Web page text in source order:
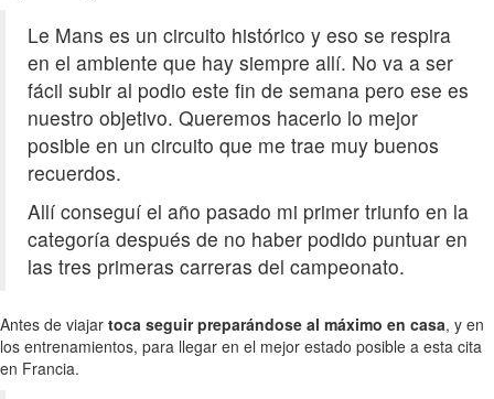
Le Mans es un circuito histórico y eso se respira
en el ambiente que hay siempre allí. No va a ser
fácil subir al podio este fin de semana pero ese es
nuestro objetivo. Queremos hacerlo lo mejor
posible en un circuito que me trae muy buenos
recuerdos.
Allí conseguí el año pasado mi primer triunfo en la
categoría después de no haber podido puntuar en
las tres primeras carreras del campeonato.
Antes de viajar toca seguir preparándose al máximo en casa, y en
los entrenamientos, para llegar en el mejor estado posible a esta cita
en Francia.